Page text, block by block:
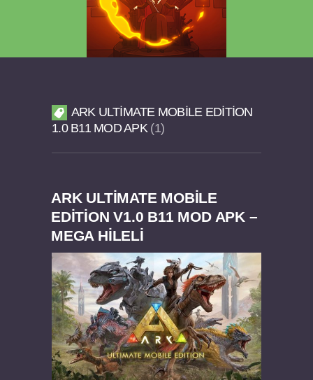
Dream Road Multiplayer v1.4.2 PARA HİLELİ
APK
Felix the Reaper v1.25 FULL APK
ARK ULTIMATE MOBILE EDITION
1.0 B11 MOD APK 1
ARK ULTIMATE MOBILE
EDITION V1.0 B11 MOD APK –
MEGA HİLELİ